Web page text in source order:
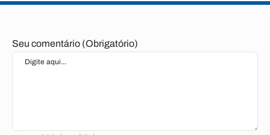
Seu comentário (Obrigatório)